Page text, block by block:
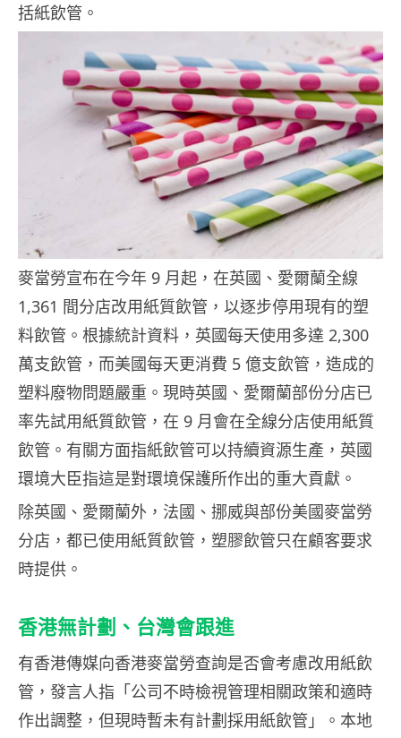
括紙飲管。
麥當勞宣布在今年 9 月起，在英國、愛爾蘭全線
1,361 間分店改用紙質飲管，以逐步停用現有的塑
料飲管。根據統計資料，英國每天使用多達 2,300
萬支飲管，而美國每天更消費 5 億支飲管，造成的
塑料廢物問題嚴重。現時英國、愛爾蘭部份分店已
率先試用紙質飲管，在 9 月會在全線分店使用紙質
飲管。有關方面指紙飲管可以持續資源生產，英國
環境大臣指這是對環境保護所作出的重大貢獻。
除英國、愛爾蘭外，法國、挪威與部份美國麥當勞
分店，都已使用紙質飲管，塑膠飲管只在顧客要求
時提供。
香港無計劃、台灣會跟進
有香港傳媒向香港麥當勞查詢是否會考慮改用紙飲
管，發言人指「公司不時檢視管理相關政策和適時
作出調整，但現時暫未有計劃採用紙飲管」。本地